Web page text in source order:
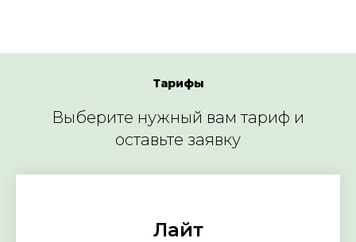
Тарифы
Выберите нужный вам тариф и
оставьте заявку
Лайт